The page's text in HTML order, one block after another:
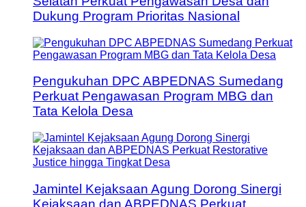
Dukung Program Prioritas Nasional
Pengukuhan DPC ABPEDNAS Sumedang
Perkuat Pengawasan Program MBG dan
Tata Kelola Desa
Jamintel Kejaksaan Agung Dorong Sinergi
Kejaksaan dan ABPEDNAS Perkuat